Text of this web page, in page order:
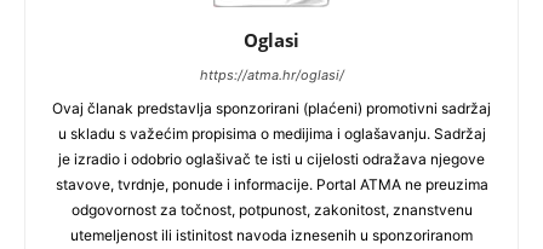
Oglasi
https://atma.hr/oglasi/
Ovaj članak predstavlja sponzorirani (plaćeni) promotivni sadržaj
u skladu s važećim propisima o medijima i oglašavanju. Sadržaj
je izradio i odobrio oglašivač te isti u cijelosti odražava njegove
stavove, tvrdnje, ponude i informacije. Portal ATMA ne preuzima
odgovornost za točnost, potpunost, zakonitost, znanstvenu
utemeljenost ili istinitost navoda iznesenih u sponzoriranom